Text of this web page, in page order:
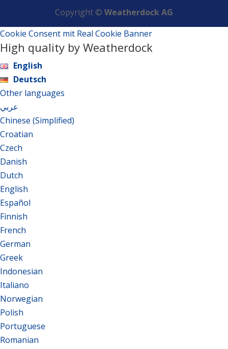
Copyright © Weatherdock AG
Cookie Consent mit Real Cookie Banner
High quality by Weatherdock
English
Deutsch
Other languages
عربي
Chinese (Simplified)
Croatian
Czech
Danish
Dutch
English
Español
Finnish
French
German
Greek
Indonesian
Italiano
Norwegian
Polish
Portuguese
Romanian